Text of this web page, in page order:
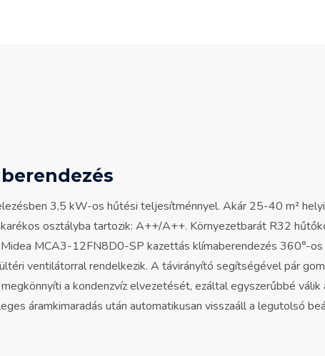
3,5 kW-os hűtési teljesítménnyel. Akár 25-40 m²
osztályba tartozik: A++/A++. Környezetbarát R32
MCA3-12FN8D0-SP kazettás klímaberendezés 360°-
ventilátorral rendelkezik. A távirányító segítségével pár
a kondenzvíz elvezetését, ezáltal egyszerűbbé válik
áramkimaradás után automatikusan visszaáll a legutolsó